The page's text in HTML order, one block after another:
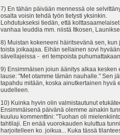
7) En tähän päivään mennessä ole
osalta voisin tehdä työn tietysti yksinkin.
Lohdutukseksi tiedän, että
vanhaa leuddia mm. niistä Itkosen,
8) Muistan kokeneeni häiritsevänä sen,
toista joikaajaa. Eihän sellainen sovi
sävellajeissa - eri tempoista
9) Ensimmäisen joiun äänitys alkaa
lause: "Met otamme tämän nauhalle." Sen
tapahdu mitään, koska ainutkertainen hyvä
uudelleen.
10) Kuinka hyvin olin valmistautunut
Ensimmäisenä päivänä olemme ainakin
kuuluu kommenttini: "Tuohan oli
tahtilaji. En enää vuorokauden kuluttua
harjoitelleen ko. joikua... Kuka tässä